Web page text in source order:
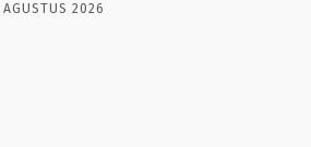
AGUSTUS 2026